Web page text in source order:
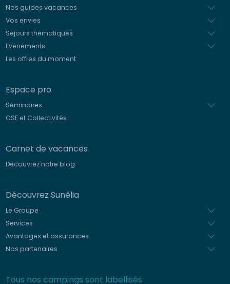
Nos guides vacances
Vos envies
Séjours thématiques
Evénements
Les offres du moment
Espace pro
Séminaires
CSE et Collectivités
Carnet de vacances
Découvrez notre blog
Découvrez Sunêlia
Le Groupe
Services
Avantages et assurances
Nos partenaires
Tous nos campings sont labellisés